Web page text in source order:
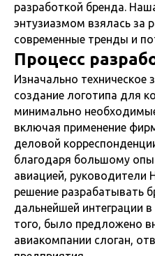
разработкой бренда.
энтузиазмом взялась за
современные тренды и
Процесс
Изначально техническое
создание логотипа для
минимально
включая применение
деловой
благодаря большому
авиацией, руководители
решение разрабатывать
дальнейшей интеграции
того, было предложено
авиакомпании слоган,